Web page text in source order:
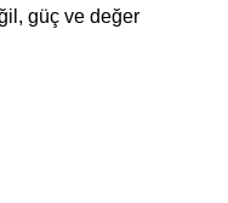
güç ve değer